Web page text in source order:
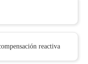
reactiva